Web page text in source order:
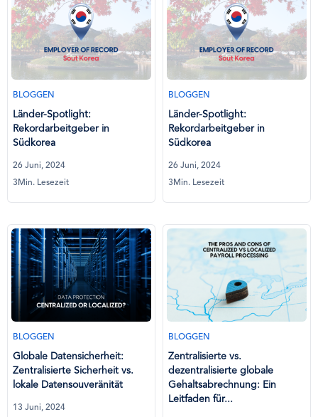
BLOGGEN
Länder-Spotlight:
Rekordarbeitgeber in
Südkorea
26 Juni, 2024
3Min. Lesezeit
BLOGGEN
Länder-Spotlight:
Rekordarbeitgeber in
Südkorea
26 Juni, 2024
3Min. Lesezeit
BLOGGEN
Globale Datensicherheit:
Zentralisierte Sicherheit vs.
lokale Datensouveränität
13 Juni, 2024
BLOGGEN
Zentralisierte vs.
dezentralisierte globale
Gehaltsabrechnung: Ein
Leitfaden für...